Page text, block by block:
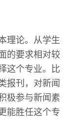
理论。从学生
的要求相对较
这个专业。比
报刊，对新闻
极参与新闻素
能胜任这个专